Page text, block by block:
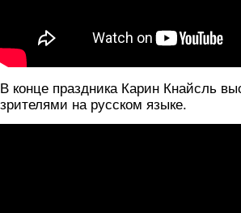
В конце праздника Карин Кнайсль
зрителями на русском языке.